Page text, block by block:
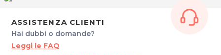
Per ulteriori informazioni sull'offerta o sulle modalità di acquisto
ASSISTENZA CLIENTI
Hai dubbi o domande?
Leggi le FAQ